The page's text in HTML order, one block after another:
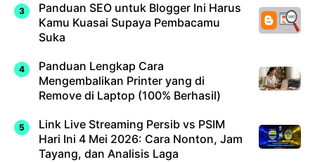
Panduan SEO untuk Blogger Ini Harus
Kamu Kuasai Supaya Pembacamu
Suka
Panduan Lengkap Cara
Mengembalikan Printer yang di
Remove di Laptop (100% Berhasil)
Link Live Streaming Persib vs PSIM
Hari Ini 4 Mei 2026: Cara Nonton, Jam
Tayang, dan Analisis Laga